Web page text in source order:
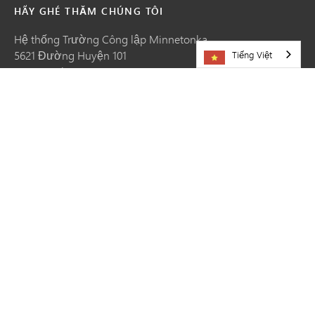
HÃY GHÉ THĂM CHÚNG TÔI
Hệ thống Trường Công lập Minnetonka
5621 Đường Huyện 101
Minnetonka,MN55345
Tiếng Việt